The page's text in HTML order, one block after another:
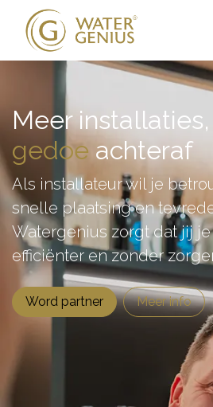
Meer installaties,
gedoeachteraf
Als installateur wil je
snelle plaatsing en
Watergenius zorgt dat jij
efficiënter en zonder
Word partner Meer info